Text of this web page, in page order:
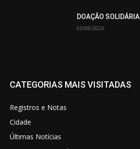
DOAÇÃO SOLIDÁRIA
03/08/2026
CATEGORIAS MAIS VISITADAS
Registros e Notas
Cidade
Últimas Notícias